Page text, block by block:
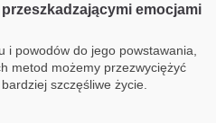
emocjami
i powodów do jego powstawania,
metod możemy przezwyciężyć
szczęśliwe życie.